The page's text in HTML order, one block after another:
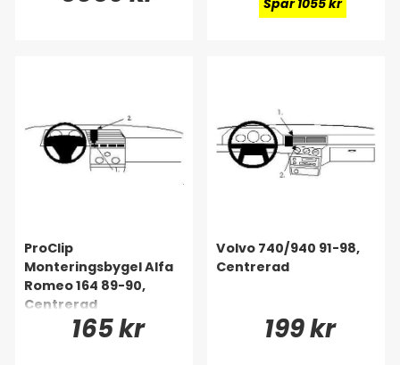
ProClip
Monteringsbygel Alfa
Romeo 164 89-90,
Centrerad
165 kr
Volvo 740/940 91-98,
Centrerad
199 kr